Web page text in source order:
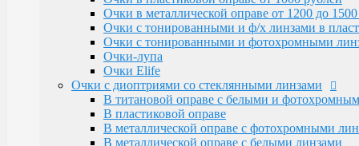
В металлической оправе с фотохромными
В металлической оправе с белыми линзами
Очки для водителей антифары
В металлической оправе с полароидными
В пластиковой оправе с полароидными
С диоптриями
Очки для компьютера
В пластиковой оправе с полимерными линзами
В металлической оправе
Тренажерные очки
Очки в металлической оправе от 1200 до
Очки с тонированными и ф/х линзами в
Очки с тонированными и фотохромными
Очки-лупа
Очки Elife
Очки с диоптриями со стеклянными линзами
В титановой оправе с белыми и
В пластиковой оправе
В металлической оправе с фотохромными
В металлической оправе с белыми линзами